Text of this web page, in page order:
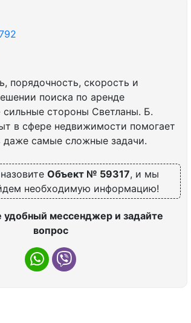
порядочность, скорость и
поиска по аренде
стороны Светланы. Б.
в сфере недвижимости помогает
самые сложные задачи.
Объект № 59317, и мы
необходимую информацию!
удобный мессенджер и задайте
вопрос